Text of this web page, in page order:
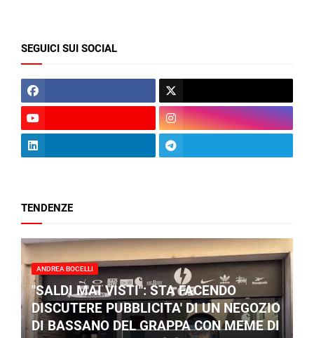
SEGUICI SUI SOCIAL
TENDENZE
ANDREA BOCELLI
"SALDI MAI VISTI": STA FACENDO
DISCUTERE PUBBLICITA' DI UN NEGOZIO
DI BASSANO DEL GRAPPA CON MEME DI